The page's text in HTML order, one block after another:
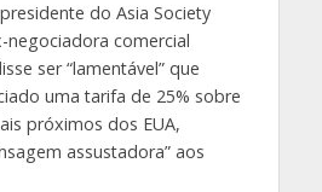
do Asia Society
negociadora comercial
ser “lamentável” que
uma tarifa de 25% sobre
próximos dos EUA,
assustadora” aos